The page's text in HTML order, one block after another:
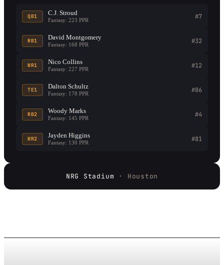
QB1 C.J. Stroud
Fantasy: 223 PPR #7
RB1 David Montgomery
Fantasy: 168 PPR #32
WR1 Nico Collins
Fantasy: 227 PPR #12
TE1 Dalton Schultz
Fantasy: 178 PPR #86
RB2 Woody Marks
Fantasy: 145 PPR #4
WR2 Jayden Higgins
Fantasy: 130 PPR #81
NRG Stadium · Houston